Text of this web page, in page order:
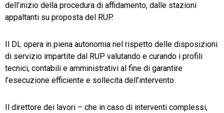
dell’inizio della procedura di affidamento, dalle stazioni
appaltanti su proposta del RUP.
Il DL opera in piena autonomia nel rispetto delle disposizioni
di servizio impartite dal RUP valutando e curando i profili
tecnici, contabili e amministrativi al fine di garantire
l’esecuzione efficiente e sollecita dell’intervento.
Il direttore dei lavori – che in caso di interventi complessi,